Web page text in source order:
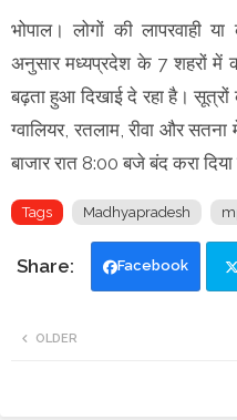
भोपाल। लोगों की
अनुसार मध्यप्रदेश के 7 शहरों में
बढ़ता हुआ दिखाई दे रहा है।
ग्वालियर, रतलाम, रीवा और
बाजार रात 8:00 बजे बंद करा दिया
Tags Madhyapradesh
Facebook
OLDER